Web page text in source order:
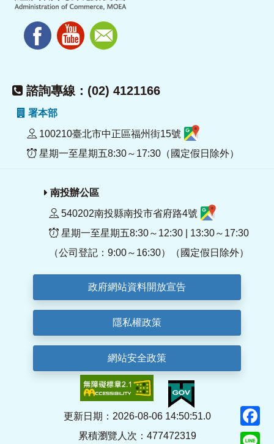
諮詢專線：(02) 4121166
署本部
100210臺北市中正區福州街15號
星期一至星期五8:30～17:30（國定假日除外）
南投辦公區
540202南投縣南投市省府路4號
星期一至星期五8:30～12:30 | 13:30～17:30
（公司登記：9:00～16:30）（國定假日除外）
政府網站資料開放宣告
隱私權政策
網站安全政策
更新日期：2026-08-06 14:50:51.0
累積瀏覽人次：477472319